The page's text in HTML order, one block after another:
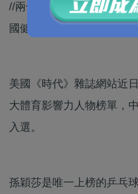
//兩位都係出色嘅中國運
國健兒入選！//
美國《時代》雜誌網站近
大體育影響力人物榜單，
入選。
孫穎莎是唯一上榜的乒乓